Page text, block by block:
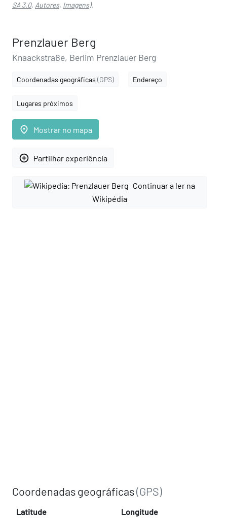
SA 3.0, Autores, Imagens).
Prenzlauer Berg
Knaackstraße, Berlim Prenzlauer Berg
Coordenadas geográficas (GPS) Endereço
Lugares próximos
place Mostrar no mapa
add_circle_outline Partilhar experiência
Continuar a ler na
Wikipédia
Coordenadas geográficas(GPS)
Latitude Longitude